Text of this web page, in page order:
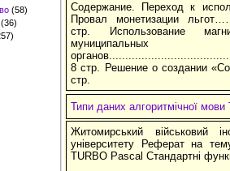
(58)
(36)
Содержание. Переход к
Провал монетизации
стр. Использование
муниципальных
8 стр. Решение о создании
стр.
Типи даних алгоритмічної
Житомирський військовий
університету Реферат на
TURBO Pascal Стандартні